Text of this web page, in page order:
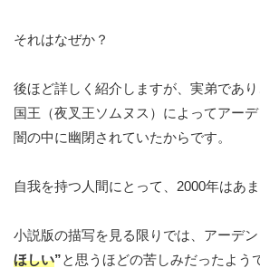
それはなぜか？
後ほど詳しく紹介しますが、実弟であ
国王（夜叉王ソムヌス）によってアーデ
闇の中に幽閉されていたからです。
自我を持つ人間にとって、2000年はあ
小説版の描写を見る限りでは、アーデン
ほしい”と思うほどの苦しみだったよう